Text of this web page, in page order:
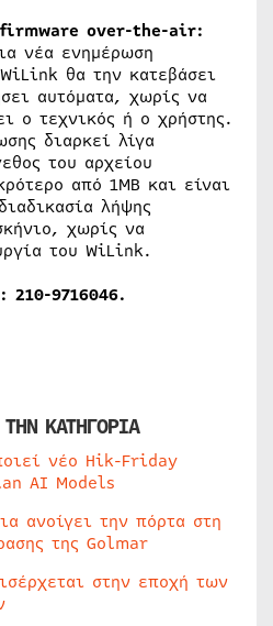
firmware οver-the-air:
νέα ενημέρωση
θα την κατεβάσει
αυτόματα, χωρίς να
ο τεχνικός ή ο χρήστης.
διαρκεί λίγα
του αρχείου
από 1MΒ και είναι
λήψης
χωρίς να
του WiLink.
210-9716046.
ΚΑΤΗΓΟΡΙΑ
νέο Hik-Friday
AI Models
ανοίγει την πόρτα στη
της Golmar
στην εποχή των